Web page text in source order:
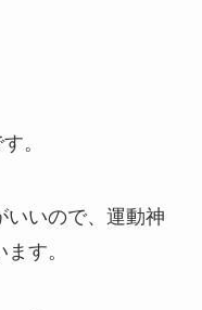
。
いいので、運動神
す。